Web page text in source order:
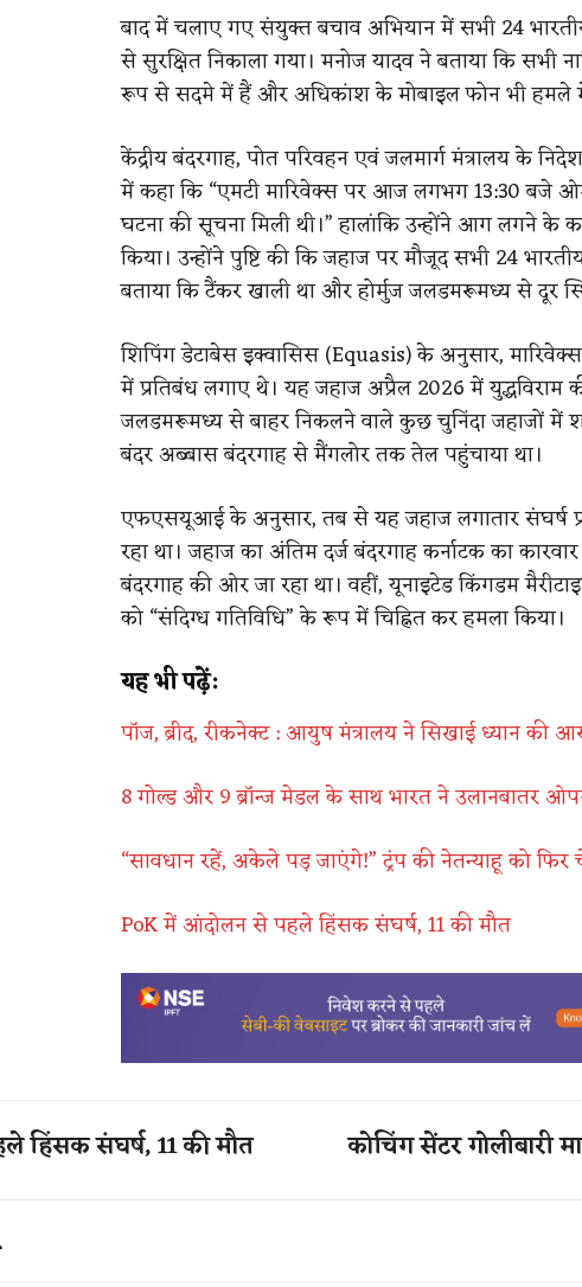
बाद में चलाए गए संयुक्त बचाव अभियान में सभी 24
से सुरक्षित निकाला गया। मनोज यादव ने बताया कि सभी
रूप से सदमे में हैं और अधिकांश के मोबाइल फोन भी हमले
केंद्रीय बंदरगाह, पोत परिवहन एवं जलमार्ग मंत्रालय के
में कहा कि “एमटी मारिवेक्स पर आज लगभग 13:30 बजे
घटना की सूचना मिली थी।” हालांकि उन्होंने आग लगने के
किया। उन्होंने पुष्टि की कि जहाज पर मौजूद सभी 24
बताया कि टैंकर खाली था और होर्मुज जलडमरूमध्य से दूर
शिपिंग डेटाबेस इक्वासिस (Equasis) के अनुसार,
में प्रतिबंध लगाए थे। यह जहाज अप्रैल 2026 में युद्धविराम
जलडमरूमध्य से बाहर निकलने वाले कुछ चुनिंदा जहाजों में
बंदर अब्बास बंदरगाह से मैंगलोर तक तेल पहुंचाया था।
एफएसयूआई के अनुसार, तब से यह जहाज लगातार संघर्ष
रहा था। जहाज का अंतिम दर्ज बंदरगाह कर्नाटक का
बंदरगाह की ओर जा रहा था। वहीं, यूनाइटेड किंगडम
को “संदिग्ध गतिविधि” के रूप में चिह्नित कर हमला किया।
यह भी पढ़ें:
पॉज, ब्रीद, रीकनेक्ट : आयुष मंत्रालय ने सिखाई ध्यान की
8 गोल्ड और 9 ब्रॉन्ज मेडल के साथ भारत ने उलानबातर
“सावधान रहें, अकेले पड़ जाएंगे!” ट्रंप की नेतन्याहू को फिर
PoK में आंदोलन से पहले हिंसक संघर्ष, 11 की मौत
हिंसक संघर्ष, 11 की मौत कोचिंग सेंटर गोलीबारी